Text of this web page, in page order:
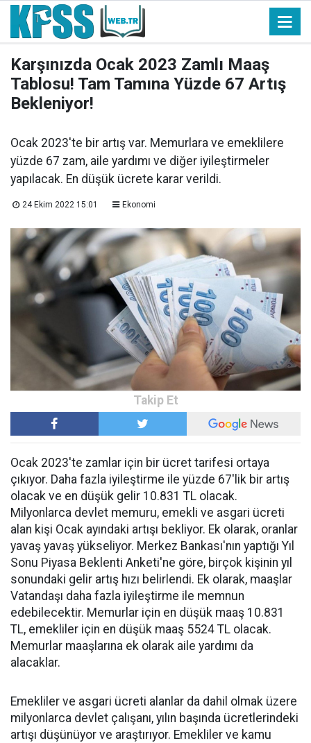
Karşınızda Ocak 2023 Zamlı Maaş
Tablosu! Tam Tamına Yüzde 67 Artış
Bekleniyor!
Ocak 2023'te bir artış var. Memurlara ve emeklilere
yüzde 67 zam, aile yardımı ve diğer iyileştirmeler
yapılacak. En düşük ücrete karar verildi.
24 Ekim 2022 15:01 Ekonomi
Ocak 2023'te zamlar için bir ücret tarifesi ortaya
çıkıyor. Daha fazla iyileştirme ile yüzde 67'lik bir artış
olacak ve en düşük gelir 10.831 TL olacak.
Milyonlarca devlet memuru, emekli ve asgari ücreti
alan kişi Ocak ayındaki artışı bekliyor. Ek olarak, oranlar
yavaş yavaş yükseliyor. Merkez Bankası'nın yaptığı Yıl
Sonu Piyasa Beklenti Anketi'ne göre, birçok kişinin yıl
sonundaki gelir artış hızı belirlendi. Ek olarak, maaşlar
Vatandaşı daha fazla iyileştirme ile memnun
edebilecektir. Memurlar için en düşük maaş 10.831
TL, emekliler için en düşük maaş 5524 TL olacak.
Memurlar maaşlarına ek olarak aile yardımı da
alacaklar.
Emekliler ve asgari ücreti alanlar da dahil olmak üzere
milyonlarca devlet çalışanı, yılın başında ücretlerindeki
artışı düşünüyor ve araştırıyor. Emekliler ve kamu